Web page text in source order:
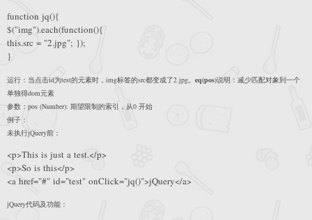
function jq(){
$("img").each(function(){
this.src = "2.jpg"; });
}
运行：当点击id为test的元素时，img标签的src都变成了2.jpg。 eq(pos)说明：减少匹配对象到一个
单独得dom元素
参数：pos (Number): 期望限制的索引，从0 开始
例子：
未执行jQuery前：
<p>This is just a test.</p>
<p>So is this</p>
<a href="#" id="test" onClick="jq()">jQuery</a>
jQuery代码及功能：